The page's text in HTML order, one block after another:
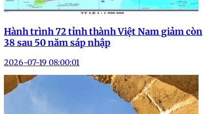
Hành trình 72 tỉnh thành Việt Nam giảm còn
38 sau 50 năm sáp nhập
2026-07-19 08:00:01